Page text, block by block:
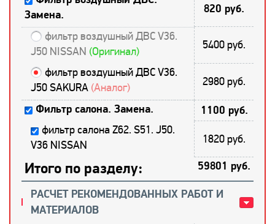
Замена.
820 руб.
фильтр воздушный ДВС V36.
J50 NISSAN (Оригинал) 5400 руб.
фильтр воздушный ДВС V36.
J50 SAKURA (Аналог) 2980 руб.
Фильтр салона. Замена. 1100 руб.
фильтр салона Z62. S51. J50.
V36 NISSAN
1820 руб.
Итого по разделу:
59801 руб.
РАСЧЕТ РЕКОМЕНДОВАННЫХ РАБОТ И
МАТЕРИАЛОВ